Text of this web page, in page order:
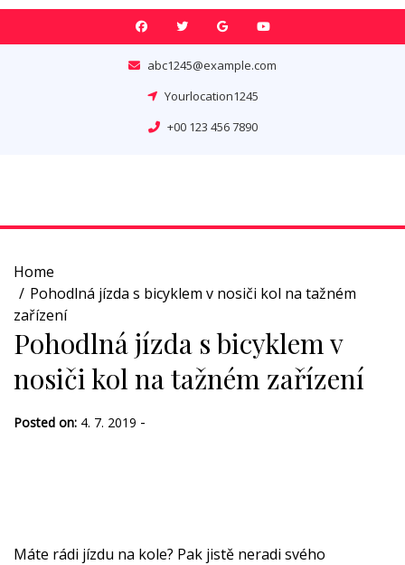
Skip
abc1245@example.com
Yourlocation1245
+00 123 456 7890
Home
Pohodlná jízda s bicyklem v nosiči kol na tažném
zařízení
Pohodlná jízda s bicyklem v
nosiči kol na tažném zařízení
Posted on: 4. 7. 2019 -
Máte rádi jízdu na kole? Pak jistě neradi svého